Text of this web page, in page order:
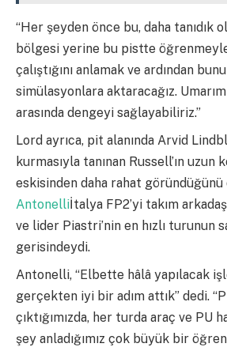
“Her şeyden önce bu, daha tanıdık
bölgesi yerine bu pistte
çalıştığını anlamak ve ardından
simülasyonlara aktaracağız.
arasında dengeyi sağlayabiliriz.”
Lord ayrıca, pit alanında Arvid
kurmasıyla tanınan Russell’ın uzun
eskisinden daha rahat
Antonelliİtalya FP2’yi takım
ve lider Piastri’nin en hızlı turunun
gerisindeydi.
Antonelli, “Elbette hâlâ yapılacak
gerçekten iyi bir adım attık” dedi.
çıktığımızda, her turda araç ve PU
şey anladığımız çok büyük bir